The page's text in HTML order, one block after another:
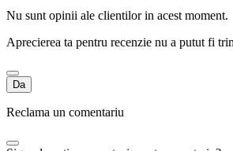
Nu sunt opinii ale clientilor in acest moment.
Aprecierea ta pentru recenzie nu a putut fi
Da
Reclama un comentariu